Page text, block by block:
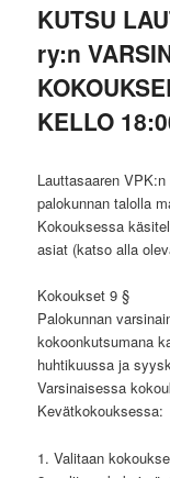
KUTSU
ry:n
KELLO
Lauttasaaren
palokunnan talolla
Kokouksessa
asiat (katso alla
Kokoukset 9 §
Palokunnan
kokoonkutsumana
huhtikuussa ja
Varsinaisessa
Kevätkokouksessa:
1. Valitaan